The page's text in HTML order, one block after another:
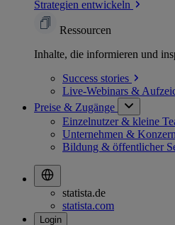
Strategien entwickeln
Ressourcen
Inhalte, die informieren und
Success stories
Live-Webinars &
Preise & Zugänge
Einzelnutzer & kleine
Unternehmen &
Bildung & öffentlicher
statista.de
statista.com